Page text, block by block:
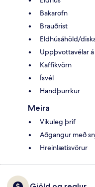
Bakarofn
Brauðrist
Eldhúsáhöld/
Uppþvottavélar
Kaffikvörn
Ísvél
Handþurrkur
Meira
Vikuleg þrif
Aðgangur með
Hreinlætisvörur